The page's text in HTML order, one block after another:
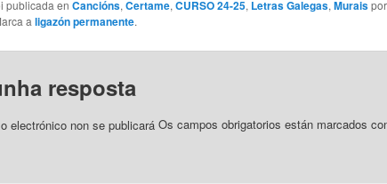
publicada en Cancións, Certame, CURSO 24-25, Letras Galegas, Muraispor
a ligazón permanente.
resposta
electrónico non se publicará Os campos obrigatorios están marcados